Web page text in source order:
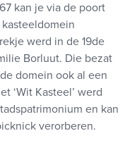
kan je via de poort
werd in de 19de
Borluut. Die bezat
domein ook al een
‘Wit Kasteel’ werd
en kan
verorberen.